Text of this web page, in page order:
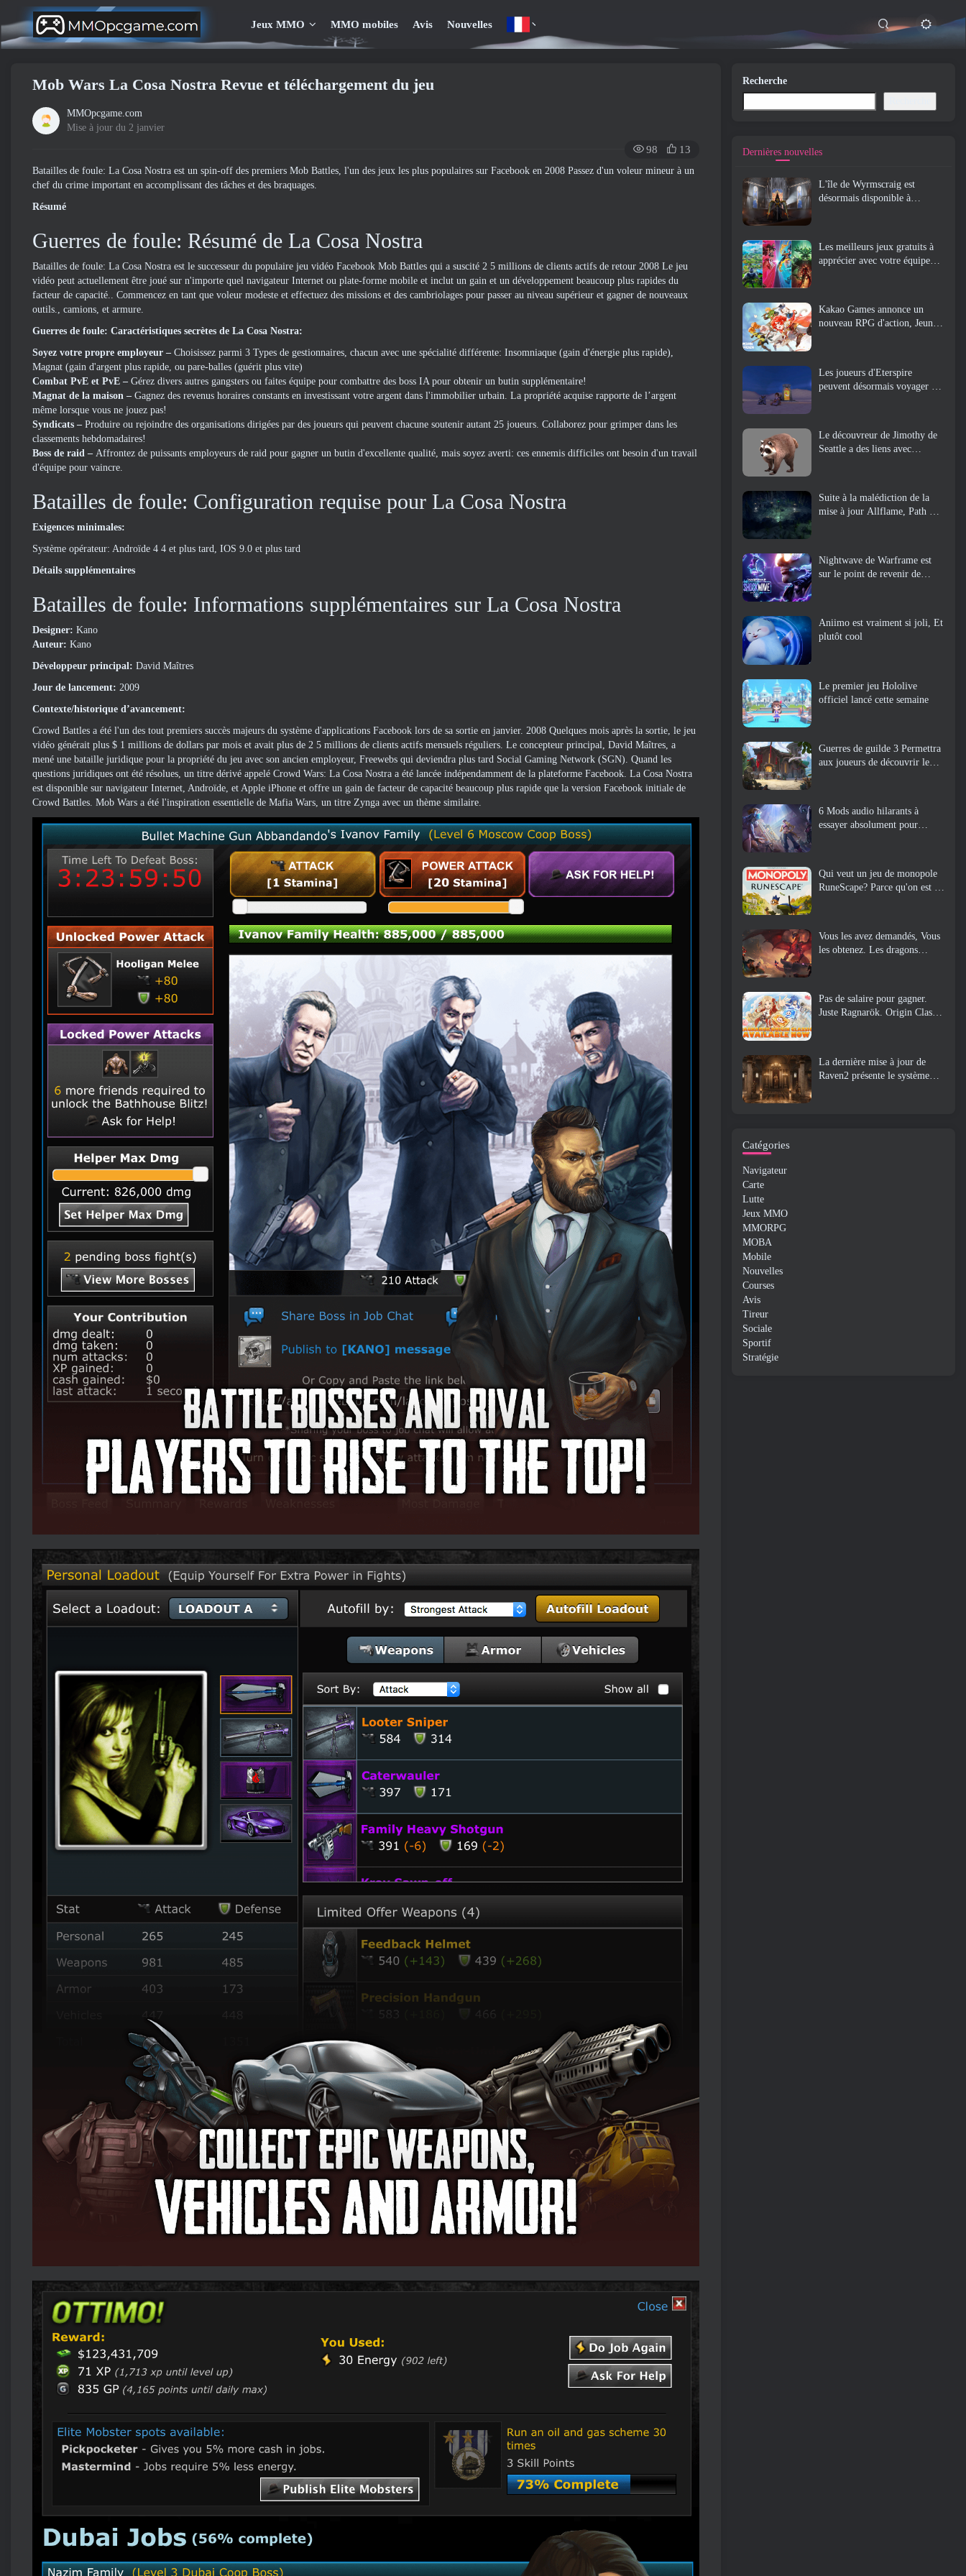
Jeux MMO MMO mobiles Avis Nouvelles
Mob Wars La Cosa Nostra Revue et téléchargement du jeu
MMOpcgame.com
Mise à jour du 2 janvier
98 13
Batailles de foule: La Cosa Nostra est un spin-off des premiers Mob Battles, l'un des jeux les plus populaires sur Facebook en 2008 Passez d'un voleur mineur à un
chef du crime important en accomplissant des tâches et des braquages.
Résumé
Guerres de foule: Résumé de La Cosa Nostra
Batailles de foule: La Cosa Nostra est le successeur du populaire jeu vidéo Facebook Mob Battles qui a suscité 2 5 millions de clients actifs de retour 2008 Le jeu
vidéo peut actuellement être joué sur n'importe quel navigateur Internet ou plate-forme mobile et inclut un gain et un développement beaucoup plus rapides du
facteur de capacité.. Commencez en tant que voleur modeste et effectuez des missions et des cambriolages pour passer au niveau supérieur et gagner de nouveaux
outils., camions, et armure.
Guerres de foule: Caractéristiques secrètes de La Cosa Nostra:
Soyez votre propre employeur – Choisissez parmi 3 Types de gestionnaires, chacun avec une spécialité différente: Insomniaque (gain d'énergie plus rapide),
Magnat (gain d'argent plus rapide, ou pare-balles (guérit plus vite)
Combat PvE et PvE – Gérez divers autres gangsters ou faites équipe pour combattre des boss IA pour obtenir un butin supplémentaire!
Magnat de la maison – Gagnez des revenus horaires constants en investissant votre argent dans l'immobilier urbain. La propriété acquise rapporte de l’argent
même lorsque vous ne jouez pas!
Syndicats – Produire ou rejoindre des organisations dirigées par des joueurs qui peuvent chacune soutenir autant 25 joueurs. Collaborez pour grimper dans les
classements hebdomadaires!
Boss de raid – Affrontez de puissants employeurs de raid pour gagner un butin d'excellente qualité, mais soyez averti: ces ennemis difficiles ont besoin d'un travail
d'équipe pour vaincre.
Batailles de foule: Configuration requise pour La Cosa Nostra
Exigences minimales:
Système opérateur: Androïde 4 4 et plus tard, IOS 9.0 et plus tard
Détails supplémentaires
Batailles de foule: Informations supplémentaires sur La Cosa Nostra
Designer: Kano
Auteur: Kano
Développeur principal: David Maîtres
Jour de lancement: 2009
Contexte/historique d’avancement:
Crowd Battles a été l'un des tout premiers succès majeurs du système d'applications Facebook lors de sa sortie en janvier. 2008 Quelques mois après la sortie, le jeu
vidéo générait plus $ 1 millions de dollars par mois et avait plus de 2 5 millions de clients actifs mensuels réguliers. Le concepteur principal, David Maîtres, a
mené une bataille juridique pour la propriété du jeu avec son ancien employeur, Freewebs qui deviendra plus tard Social Gaming Network (SGN). Quand les
questions juridiques ont été résolues, un titre dérivé appelé Crowd Wars: La Cosa Nostra a été lancée indépendamment de la plateforme Facebook. La Cosa Nostra
est disponible sur navigateur Internet, Androïde, et Apple iPhone et offre un gain de facteur de capacité beaucoup plus rapide que la version Facebook initiale de
Crowd Battles. Mob Wars a été l'inspiration essentielle de Mafia Wars, un titre Zynga avec un thème similaire.
Recherche
Dernières nouvelles
L'île de Wyrmscraig est
désormais disponible à
Les meilleurs jeux gratuits à
apprécier avec votre équipe
Kakao Games annonce un
nouveau RPG d'action, Jeune
Les joueurs d'Eterspire
peuvent désormais voyager un
Le découvreur de Jimothy de
Seattle a des liens avec
Suite à la malédiction de la
mise à jour Allflame, Path Of
Nightwave de Warframe est
sur le point de revenir de
Aniimo est vraiment si joli, Et
plutôt cool
Le premier jeu Hololive
officiel lancé cette semaine
Guerres de guilde 3 Permettra
aux joueurs de découvrir le
6 Mods audio hilarants à
essayer absolument pour
Qui veut un jeu de monopole
RuneScape? Parce qu'on est en
Vous les avez demandés, Vous
les obtenez. Les dragons
Pas de salaire pour gagner.
Juste Ragnarök. Origin Classic
La dernière mise à jour de
Raven2 présente le système
Catégories
Navigateur
Carte
Lutte
Jeux MMO
MMORPG
MOBA
Mobile
Nouvelles
Courses
Avis
Tireur
Sociale
Sportif
Stratégie